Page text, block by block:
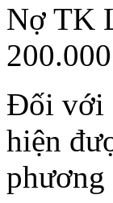
Nợ TK
Đối với
hiện
phương